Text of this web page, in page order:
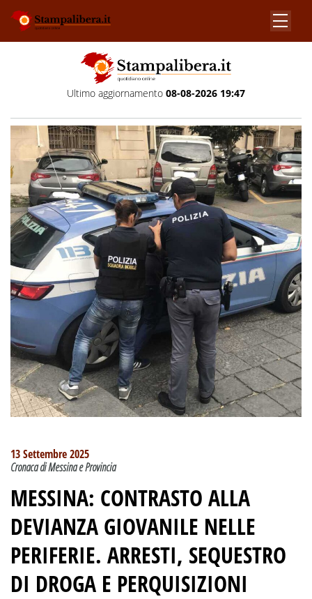
Ultimo aggiornamento 08-08-2026 19:47
13 Settembre 2025
Cronaca di Messina e Provincia
MESSINA: CONTRASTO ALLA
DEVIANZA GIOVANILE NELLE
PERIFERIE. ARRESTI, SEQUESTRO
DI DROGA E PERQUISIZIONI